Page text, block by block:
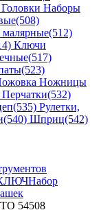
Головки Наборы
(508)
малярные(512)
Ключи
(517)
(523)
Ножницы
(532)
(535) Рулетки,
(540) Шприц(542)
КЛЮЧНабор
54508